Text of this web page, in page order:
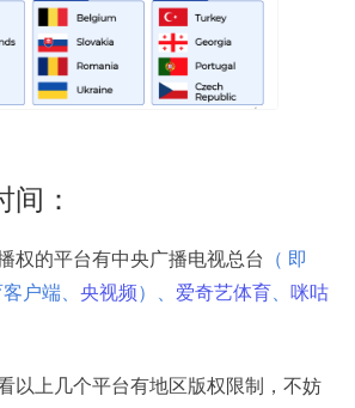
间：
权的平台有中央广播电视总台
（ 即
户端、 央视频）、 爱奇艺体育
咪咕
以上几个平台有地区版权限制，不妨